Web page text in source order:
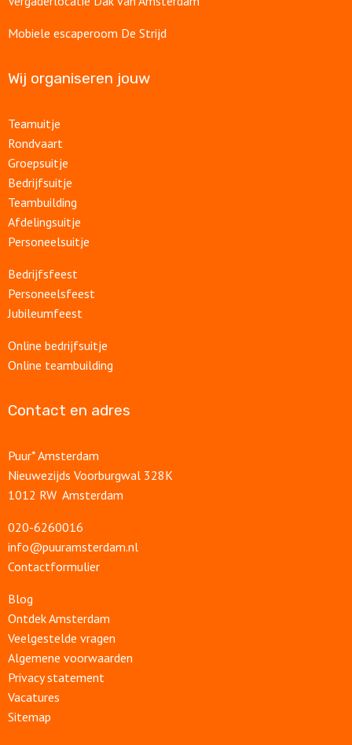
Mobiele escaperoom De Strijd
Wij organiseren jouw
Teamuitje
Rondvaart
Groepsuitje
Bedrijfsuitje
Teambuilding
Afdelingsuitje
Personeelsuitje
Bedrijfsfeest
Personeelsfeest
Jubileumfeest
Online bedrijfsuitje
Online teambuilding
Contact en adres
Puur* Amsterdam
Nieuwezijds Voorburgwal 328K
1012 RW Amsterdam
020-6260016
info@puuramsterdam.nl
Contactformulier
Blog
Ontdek Amsterdam
Veelgestelde vragen
Algemene voorwaarden
Privacy statement
Vacatures
Sitemap